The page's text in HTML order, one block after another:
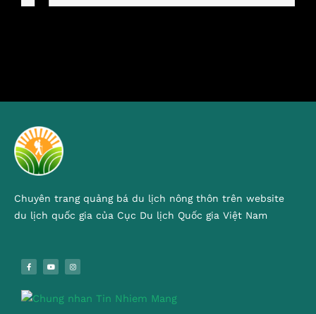
Chuyên trang quảng bá du lịch nông thôn trên website
du lịch quốc gia của Cục Du lịch Quốc gia Việt Nam